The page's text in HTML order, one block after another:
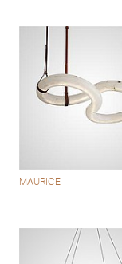
MAURICE